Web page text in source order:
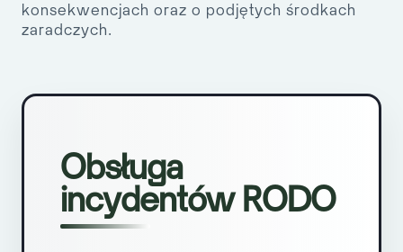
konsekwencjach oraz o podjętych środkach
zaradczych.
Obsługa
incydentów RODO